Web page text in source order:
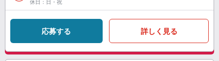
休日：日・祝
応募する 詳しく見る